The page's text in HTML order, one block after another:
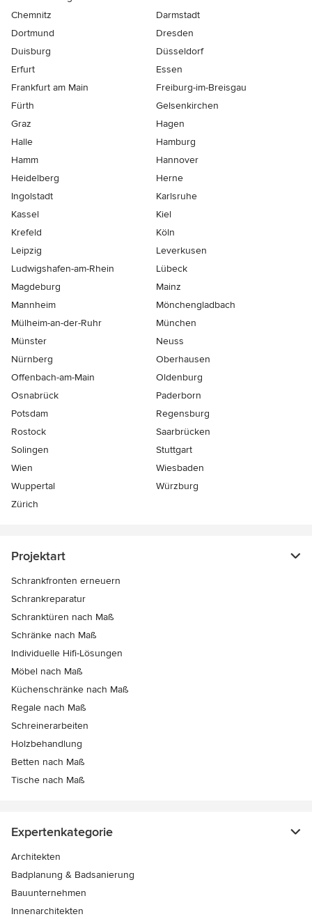
Chemnitz
Darmstadt
Dortmund
Dresden
Duisburg
Düsseldorf
Erfurt
Essen
Frankfurt am Main
Freiburg-im-Breisgau
Fürth
Gelsenkirchen
Graz
Hagen
Halle
Hamburg
Hamm
Hannover
Heidelberg
Herne
Ingolstadt
Karlsruhe
Kassel
Kiel
Krefeld
Köln
Leipzig
Leverkusen
Ludwigshafen-am-Rhein
Lübeck
Magdeburg
Mainz
Mannheim
Mönchen­gladbach
Mülheim-an-der-Ruhr
München
Münster
Neuss
Nürnberg
Oberhausen
Offenbach-am-Main
Oldenburg
Osnabrück
Paderborn
Potsdam
Regensburg
Rostock
Saarbrücken
Solingen
Stuttgart
Wien
Wiesbaden
Wuppertal
Würzburg
Zürich
Projektart
Schrankfronten erneuern
Schrankreparatur
Schranktüren nach Maß
Schränke nach Maß
Individuelle Hifi-Lösungen
Möbel nach Maß
Küchenschränke nach Maß
Regale nach Maß
Schreinerarbeiten
Holzbehandlung
Betten nach Maß
Tische nach Maß
Expertenkategorie
Architekten
Badplanung & Badsanierung
Bauunternehmen
Innenarchitekten